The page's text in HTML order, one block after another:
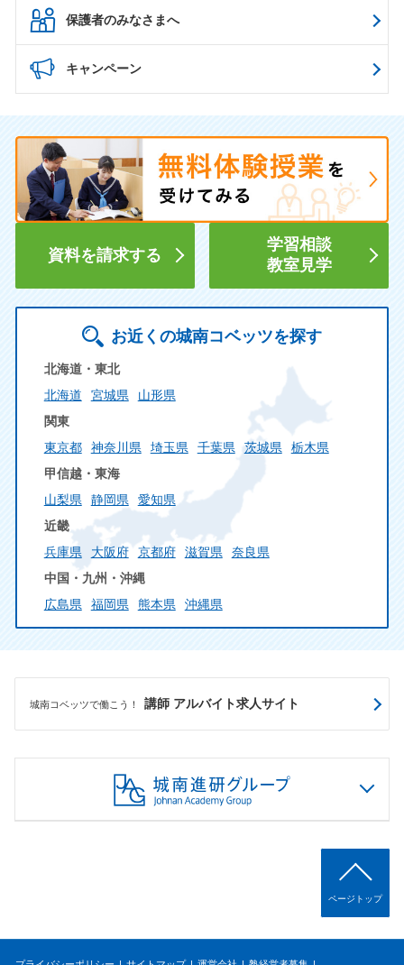
保護者のみなさまへ
キャンペーン
資料を請求する
学習相談
教室見学
お近くの城南コベッツを探す
北海道・東北
北海道
宮城県
山形県
関東
東京都
神奈川県 埼玉県 千葉県 茨城県
栃木県
甲信越・東海
山梨県
静岡県
愛知県
近畿
兵庫県
大阪府 京都府 滋賀県
奈良県
中国・九州・沖縄
広島県
福岡県 熊本県 沖縄県
城南コベッツで働こう！ 講師 アルバイト求人サイト
ページトップ